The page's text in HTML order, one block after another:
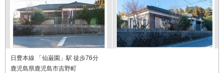
日豊本線 「仙巌園」駅 徒歩76分
鹿児島県鹿児島市吉野町